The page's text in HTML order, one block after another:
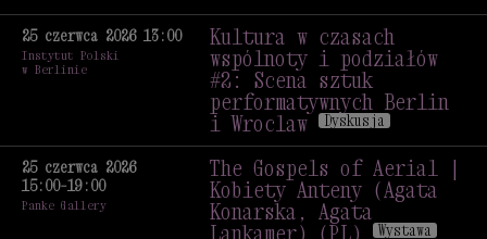
Kultura w czasach
wspólnoty i podziałów
#1: Scena taneczna
i performatywna
w Berlinie i Warszawie
Dyskusja
25 czerwca 2026 13:00
Instytut Polski
w Berlinie
Kultura w czasach
wspólnoty i podziałów
#2: Scena sztuk
performatywnych Berlin
i Wroclaw Dyskusja
Kultura w czasach
wspólnoty i podziałów
#2: Scena sztuk
performatywnych Berlin
i Wroclaw
Dyskusja
25 czerwca 2026
15:00–19:00
Panke Gallery
The Gospels of Aerial |
Kobiety Anteny (Agata
Konarska, Agata
Lankamer) (PL) Wystawa